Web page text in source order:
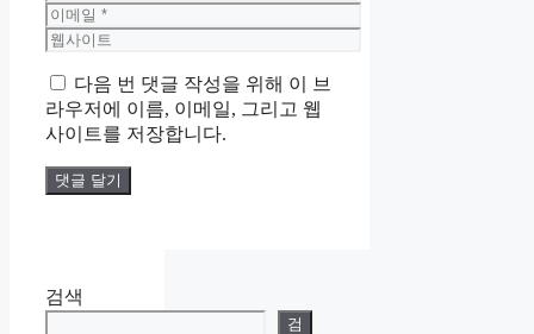
름
이
메
웹
이
트
다음 번 댓글 작성을 위해 이 브
라우저에 이름, 이메일, 그리고 웹
사이트를 저장합니다.
검색
검